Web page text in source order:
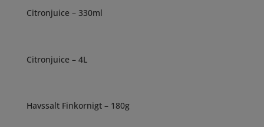
Citronjuice – 330ml
Citronjuice – 4L
Havssalt Finkornigt – 180g